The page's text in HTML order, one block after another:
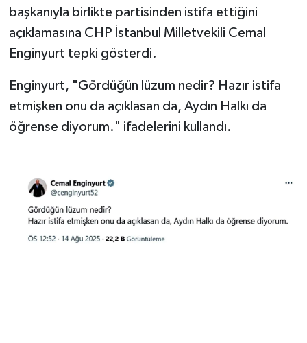
başkanıyla birlikte partisinden istifa ettiğini
açıklamasına CHP İstanbul Milletvekili Cemal
Enginyurt tepki gösterdi.
Enginyurt, "Gördüğün lüzum nedir? Hazır istifa
etmişken onu da açıklasan da, Aydın Halkı da
öğrense diyorum." ifadelerini kullandı.
TEKNOLOJİ
TURİZM
VİDEO HABER